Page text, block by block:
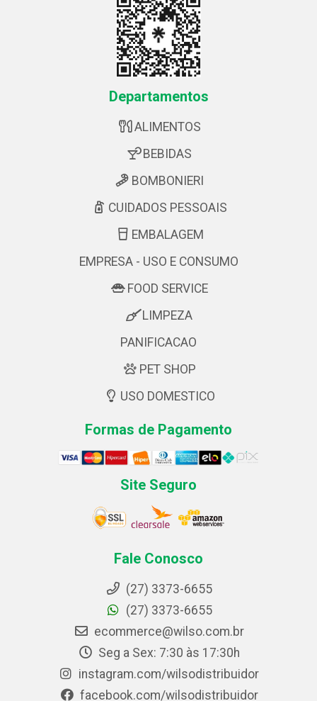
Departamentos
ALIMENTOS
BEBIDAS
BOMBONIERI
CUIDADOS PESSOAIS
EMBALAGEM
EMPRESA - USO E CONSUMO
FOOD SERVICE
LIMPEZA
PANIFICACAO
PET SHOP
USO DOMESTICO
Formas de Pagamento
Site Seguro
Fale Conosco
(27) 3373-6655
(27) 3373-6655
ecommerce@wilso.com.br
Seg a Sex: 7:30 às 17:30h
instagram.com/wilsodistribuidor
facebook.com/wilsodistribuidor